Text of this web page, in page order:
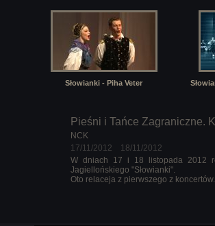
Słowianki - Piha Veter
Pieśni i Tańce Zagraniczne.
NCK
17/11/2012 18/11/2012
W dniach 17 i 18 listopada 2012
Jagiellońskiego "Słowianki".
Oto relaceja z pierwszego z koncertów.